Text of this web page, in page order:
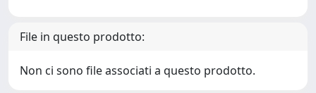
File in questo prodotto:
Non ci sono file associati a questo prodotto.